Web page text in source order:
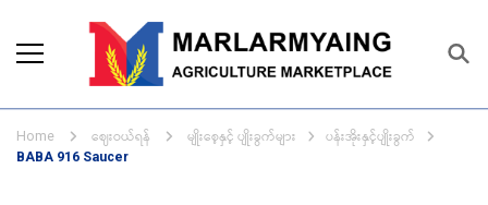
Marketplace
business solutions.
Home ဈေးဝယ်ရန် မျိုးစေ့နှင့် ပျိုးခွက်များ ပန်းအိုးနှင့်ပျိုးခွက်
BABA 916 Saucer